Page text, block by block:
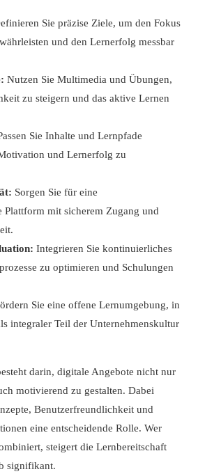
Sie präzise Ziele, um den Fokus
und den Lernerfolg messbar
Nutzen Sie Multimedia und Übungen,
zu steigern und das aktive Lernen
Sie Inhalte und Lernpfade
und Lernerfolg zu
Sorgen Sie für eine
Plattform mit sicherem Zugang und
Integrieren Sie kontinuierliches
zu optimieren und Schulungen
Sie eine offene Lernumgebung, in
integraler Teil der Unternehmenskultur
darin, digitale Angebote nicht nur
motivierend zu gestalten. Dabei
Benutzerfreundlichkeit und
eine entscheidende Rolle. Wer
steigert die Lernbereitschaft
signifikant.